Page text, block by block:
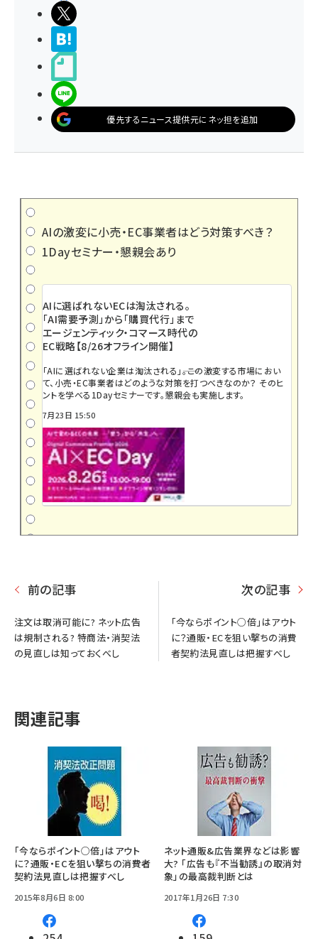
優先するニュース提供元にネッ担を追加
AIの激変に小売・EC事業者はどう対策すべき？
1Dayセミナー・懇親会あり
AIに選ばれないECは淘汰される。
「AI需要予測」から「購買代行」まで
エージェンティック・コマース時代の
EC戦略【8/26オフライン開催】
「AIに選ばれない企業は淘汰される」――。この激変する市場におい
て、小売・EC事業者はどのような対策を打つべきなのか？ そのヒ
ントを学べる1Dayセミナーです。懇親会も実施します。
7月23日 15:50
前の記事
注文は取消可能に? ネット広告
は規制される? 特商法・消契法
の見直しは知っておくべし
次の記事
「今ならポイント○倍」はアウト
に？通販・ECを狙い撃ちの消費
者契約法見直しは把握すべし
関連記事
「今ならポイント○倍」はアウト
に？通販・ECを狙い撃ちの消費者
契約法見直しは把握すべし
2015年8月6日 8:00
ネット通販&広告業界などは影響
大? 「広告も『不当勧誘』の取消対
象」の最高裁判断とは
2017年1月26日 7:30